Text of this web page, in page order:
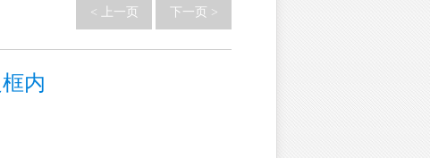
下一页 >
< 上一页
内